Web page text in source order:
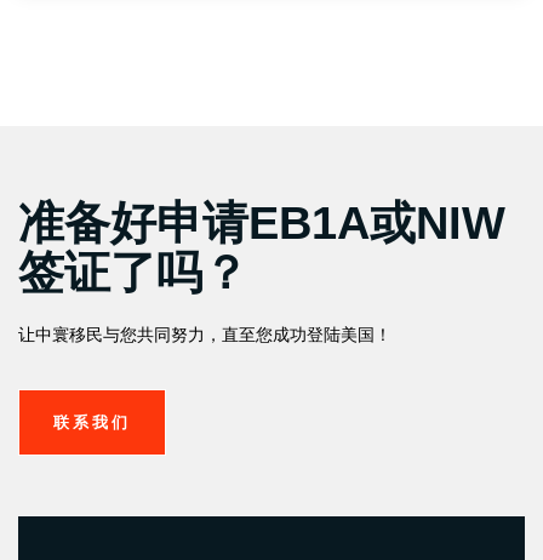
准备好申请EB1A或NIW
签证了吗？
让中寰移民与您共同努力，直至您成功登陆美国！
联系我们